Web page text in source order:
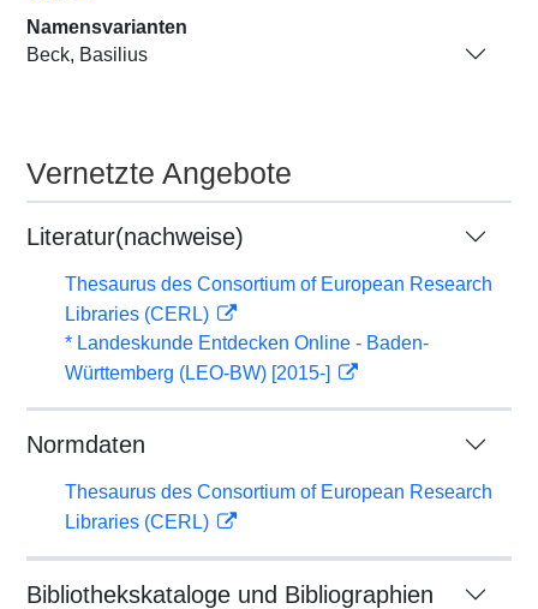
Namensvarianten
Beck, Basilius
Vernetzte Angebote
Literatur(nachweise)
Thesaurus des Consortium of European Research
Libraries (CERL)
* Landeskunde Entdecken Online - Baden-
Württemberg (LEO-BW) [2015-]
Normdaten
Thesaurus des Consortium of European Research
Libraries (CERL)
Bibliothekskataloge und Bibliographien